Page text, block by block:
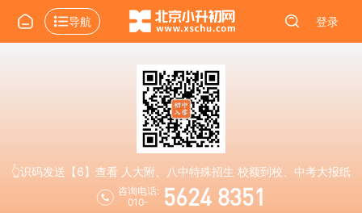
导航 登录
👆识码发送【6】查看 人大附、八中特殊招生 校额到校、中考大报纸
咨询电话:
010-
5624 8351